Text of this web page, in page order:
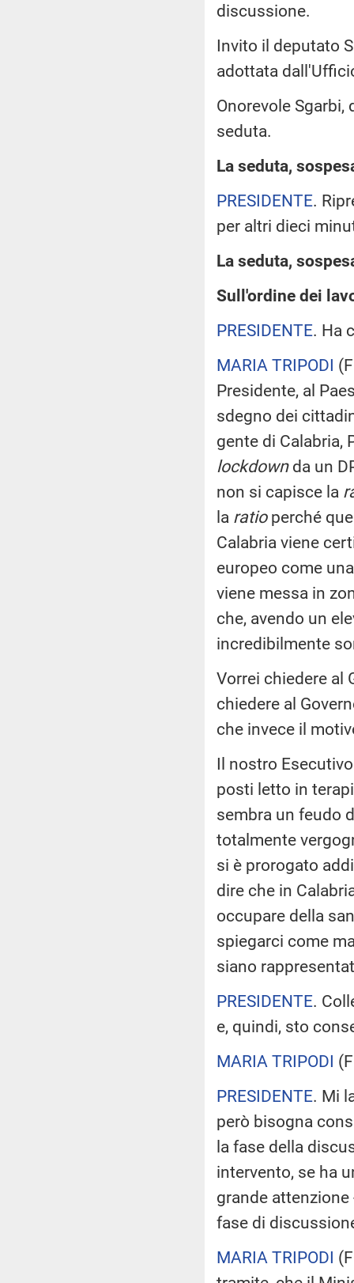
discussione.
Invito il deputato
adottata
Onorevole
seduta.
La seduta,
PRESIDENTE.
per altri dieci
La seduta,
Sull'ordine dei
PRESIDENTE. Ha
MARIA TRIPODI (
Presidente, al
sdegno dei
gente di Calabria,
lockdownda un
non si capisce la
la ratioperché
Calabria viene
europeo come
viene messa in
che, avendo un
incredibilmente
Vorrei chiedere al
chiedere al
che invece il
Il nostro
posti letto in
sembra un feudo
totalmente
si è prorogato
dire che in
occupare della
spiegarci come
siano
PRESIDENTE.
e, quindi, sto
MARIA TRIPODI (
PRESIDENTE. Mi
però bisogna
la fase della
intervento, se ha
grande
fase di
MARIA TRIPODI (